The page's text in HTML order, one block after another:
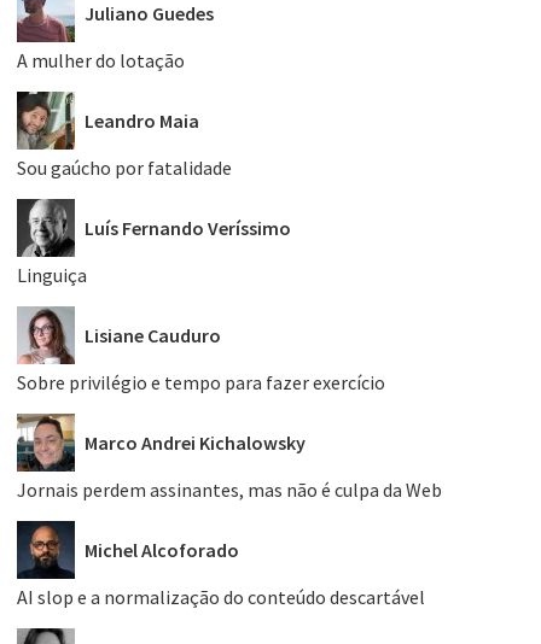
Juliano Guedes
A mulher do lotação
Leandro Maia
Sou gaúcho por fatalidade
Luís Fernando Veríssimo
Linguiça
Lisiane Cauduro
Sobre privilégio e tempo para fazer exercício
Marco Andrei Kichalowsky
Jornais perdem assinantes, mas não é culpa da Web
Michel Alcoforado
AI slop e a normalização do conteúdo descartável